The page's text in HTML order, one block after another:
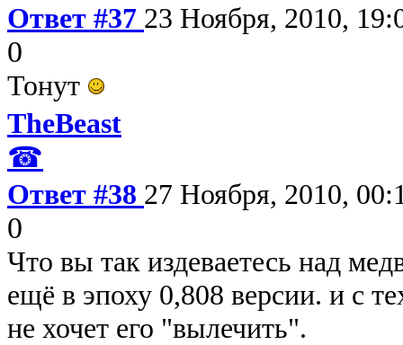
Ответ #37 23 Ноября, 2010,
0
Тонут
TheBeast
☎
Ответ #38 27 Ноября, 2010,
0
Что вы так издеваетесь над
ещё в эпоху 0,808 версии. и с
не хочет его "вылечить".